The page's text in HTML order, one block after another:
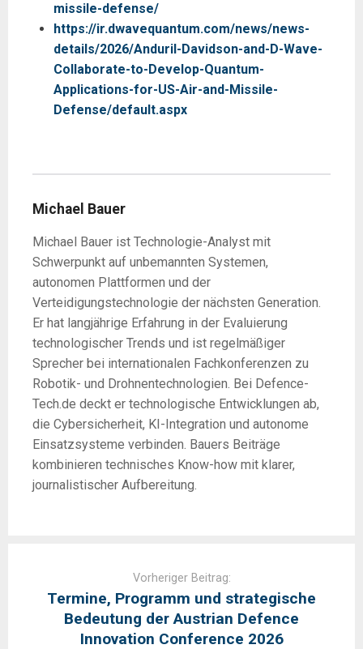
missile-defense/
https://ir.dwavequantum.com/news/news-
details/2026/Anduril-Davidson-and-D-Wave-
Collaborate-to-Develop-Quantum-
Applications-for-US-Air-and-Missile-
Defense/default.aspx
Michael Bauer
Michael Bauer ist Technologie-Analyst mit
Schwerpunkt auf unbemannten Systemen,
autonomen Plattformen und der
Verteidigungstechnologie der nächsten Generation.
Er hat langjährige Erfahrung in der Evaluierung
technologischer Trends und ist regelmäßiger
Sprecher bei internationalen Fachkonferenzen zu
Robotik- und Drohnentechnologien. Bei Defence-
Tech.de deckt er technologische Entwicklungen ab,
die Cybersicherheit, KI-Integration und autonome
Einsatzsysteme verbinden. Bauers Beiträge
kombinieren technisches Know-how mit klarer,
journalistischer Aufbereitung.
Vorheriger Beitrag:
Termine, Programm und strategische
Bedeutung der Austrian Defence
Innovation Conference 2026